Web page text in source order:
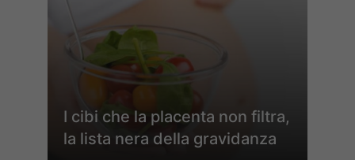
I cibi che la placenta non filtra,
la lista nera della gravidanza